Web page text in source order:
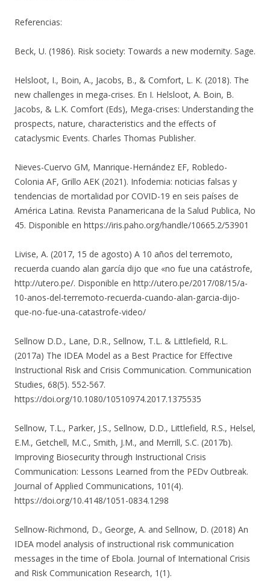
Referencias:
Beck, U. (1986). Risk society: Towards a new modernity. Sage.
Helsloot, I., Boin, A., Jacobs, B., & Comfort, L. K. (2018). The
new challenges in mega-crises. En I. Helsloot, A. Boin, B.
Jacobs, & L.K. Comfort (Eds), Mega-crises: Understanding the
prospects, nature, characteristics and the effects of
cataclysmic Events. Charles Thomas Publisher.
Nieves-Cuervo GM, Manrique-Hernández EF, Robledo-
Colonia AF, Grillo AEK (2021). Infodemia: noticias falsas y
tendencias de mortalidad por COVID-19 en seis países de
América Latina. Revista Panamericana de la Salud Publica, No
45. Disponible en https://iris.paho.org/handle/10665.2/53901
Livise, A. (2017, 15 de agosto) A 10 años del terremoto,
recuerda cuando alan garcía dijo que «no fue una catástrofe,
http://utero.pe/. Disponible en http://utero.pe/2017/08/15/a-
10-anos-del-terremoto-recuerda-cuando-alan-garcia-dijo-
que-no-fue-una-catastrofe-video/
Sellnow D.D., Lane, D.R., Sellnow, T.L. & Littlefield, R.L.
(2017a) The IDEA Model as a Best Practice for Effective
Instructional Risk and Crisis Communication. Communication
Studies, 68(5). 552-567.
https://doi.org/10.1080/10510974.2017.1375535
Sellnow, T.L., Parker, J.S., Sellnow, D.D., Littlefield, R.S., Helsel,
E.M., Getchell, M.C., Smith, J.M., and Merrill, S.C. (2017b).
Improving Biosecurity through Instructional Crisis
Communication: Lessons Learned from the PEDv Outbreak.
Journal of Applied Communications, 101(4).
https://doi.org/10.4148/1051-0834.1298
Sellnow-Richmond, D., George, A. and Sellnow, D. (2018) An
IDEA model analysis of instructional risk communication
messages in the time of Ebola. Journal of International Crisis
and Risk Communication Research, 1(1).